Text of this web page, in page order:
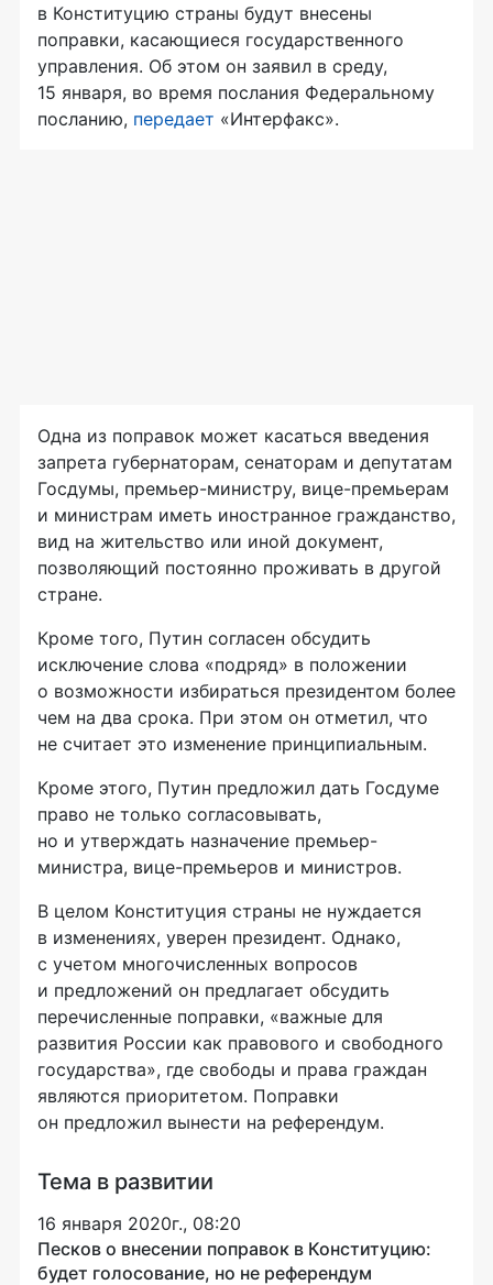
в Конституцию страны будут внесены
поправки, касающиеся государственного
управления. Об этом он заявил в среду,
15 января, во время послания Федеральному
посланию, передает «Интерфакс».
Одна из поправок может касаться введения
запрета губернаторам, сенаторам и депутатам
Госдумы, премьер-министру, вице-премьерам
и министрам иметь иностранное гражданство,
вид на жительство или иной документ,
позволяющий постоянно проживать в другой
стране.
Кроме того, Путин согласен обсудить
исключение слова «подряд» в положении
о возможности избираться президентом более
чем на два срока. При этом он отметил, что
не считает это изменение принципиальным.
Кроме этого, Путин предложил дать Госдуме
право не только согласовывать,
но и утверждать назначение премьер-
министра, вице-премьеров и министров.
В целом Конституция страны не нуждается
в изменениях, уверен президент. Однако,
с учетом многочисленных вопросов
и предложений он предлагает обсудить
перечисленные поправки, «важные для
развития России как правового и свободного
государства», где свободы и права граждан
являются приоритетом. Поправки
он предложил вынести на референдум.
Тема в развитии
16 января 2020г., 08:20
Песков о внесении поправок в Конституцию:
будет голосование, но не референдум